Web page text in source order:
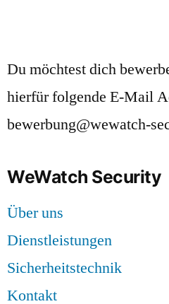
Du möchtest dich
hierfür folgende E-Mail
bewerbung@wewatch-
WeWatch Security
Über uns
Dienstleistungen
Sicherheitstechnik
Kontakt